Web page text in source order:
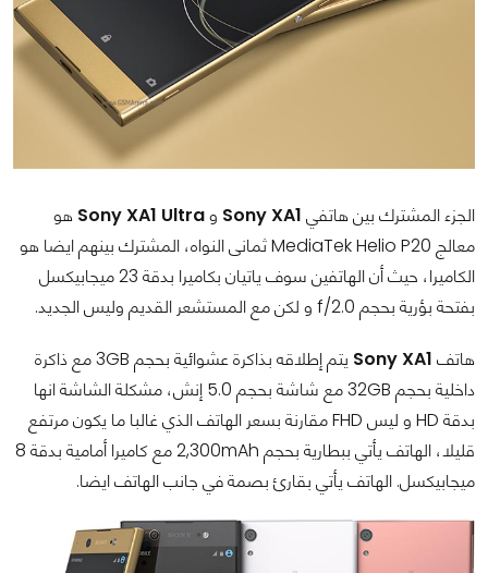
الجزء المشترك بين هاتفي Sony XA1 وSony XA1 Ultra هو
معالج MediaTek Helio P20 ثمانى النواه، المشترك بينهم ايضا هو
الكاميرا، حيث أن الهاتفين سوف ياتيان بكاميرا بدقة 23 ميجابيكسل
بفتحة بؤرية بحجم f/2.0 و لكن مع المستشعر القديم وليس الجديد.
هاتف Sony XA1
يتم إطلاقه بذاكرة عشوائية بحجم 3GB مع ذاكرة
داخلية بحجم 32GB مع شاشة بحجم 5.0 إنش، مشكلة الشاشة انها
بدقة HD و ليس FHD مقارنة بسعر الهاتف الذي غالبا ما يكون مرتفع
قليلا، الهاتف يأتي ببطارية بحجم 2,300mAh مع كاميرا أمامية بدقة 8
ميجابيكسل. الهاتف يأتي بقارئ بصمة في جانب الهاتف ايضا.